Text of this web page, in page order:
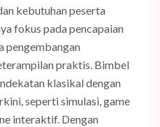
kebutuhan peserta
fokus pada pencapaian
pengembangan
praktis. Bimbel
klasikal dengan
seperti simulasi, game
interaktif. Dengan